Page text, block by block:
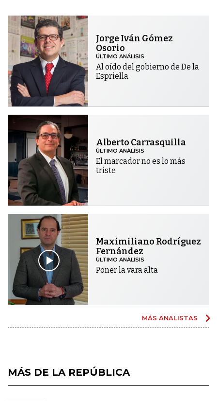
Jorge Iván Gómez
Osorio
ÚLTIMO ANÁLISIS
Al oído del gobierno de De la
Espriella
Alberto Carrasquilla
ÚLTIMO ANÁLISIS
El marcador no es lo más
triste
Maximiliano Rodríguez
Fernández
ÚLTIMO ANÁLISIS
Poner la vara alta
MÁS ANALISTAS
MÁS DE LA REPÚBLICA